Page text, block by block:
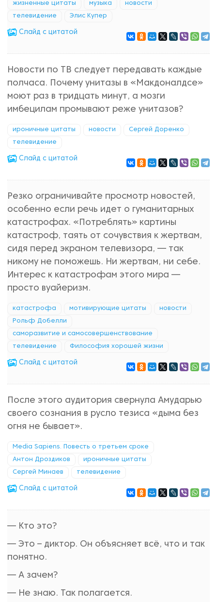
жизненные цитаты музыка новости
телевидение Элис Купер
Cлайд с цитатой
Новости по ТВ следует передавать каждые
полчаса. Почему унитазы в «Макдоналдсе»
моют раз в тридцать минут, а мозги
имбецилам промывают реже унитазов?
ироничные цитаты новости Сергей Доренко
телевидение
Cлайд с цитатой
Резко ограничивайте просмотр новостей,
особенно если речь идет о гуманитарных
катастрофах. «Потреблять» картины
катастроф, таять от сочувствия к жертвам,
сидя перед экраном телевизора, — так
никому не поможешь. Ни жертвам, ни себе.
Интерес к катастрофам этого мира —
просто вуайеризм.
катастрофа мотивирующие цитаты новости
Рольф Добелли
саморазвитие и самосовершенствование
телевидение Философия хорошей жизни
Cлайд с цитатой
После этого аудитория свернула Амударью
своего сознания в русло тезиса «дыма без
огня не бывает».
Media Sapiens. Повесть о третьем сроке
Антон Дроздиков ироничные цитаты
Сергей Минаев телевидение
Cлайд с цитатой
— Кто это?
— Это – диктор. Он объясняет всё, что и так
понятно.
— А зачем?
— Не знаю. Так полагается.